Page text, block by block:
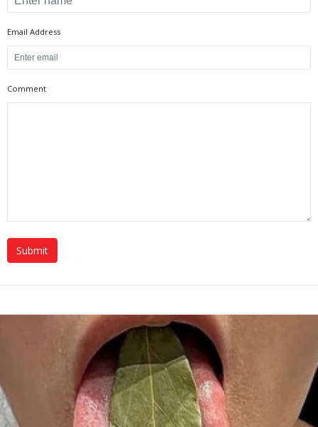
Email Address
Comment